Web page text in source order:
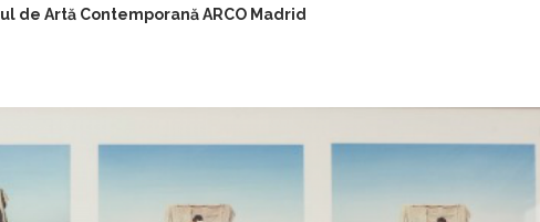
de Artă Contemporană ARCO Madrid